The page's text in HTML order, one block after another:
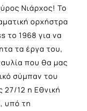
Νιάρχος! Το
ορχήστρα
το 1968 για να
τα έργα του,
που θα μας
σύμπαν του
27/12 η Εθνική
υπό τη